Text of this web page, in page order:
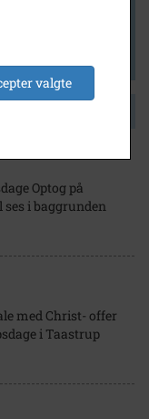
Optog på
ses i baggrunden
med Christ- offer
i Taastrup
valgte